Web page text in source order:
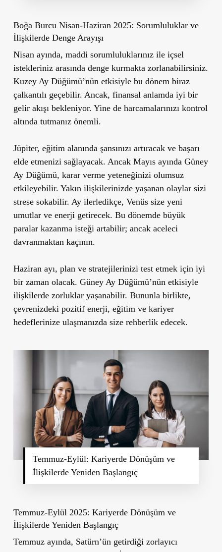
Boğa Burcu Nisan-Haziran 2025: Sorumluluklar ve
İlişkilerde Denge Arayışı
Nisan ayında, maddi sorumluluklarınız ile içsel
istekleriniz arasında denge kurmakta zorlanabilirsiniz.
Kuzey Ay Düğümü’nün etkisiyle bu dönem biraz
çalkantılı geçebilir. Ancak, finansal anlamda iyi bir
gelir akışı bekleniyor. Yine de harcamalarınızı kontrol
altında tutmanız önemli.
Jüpiter, eğitim alanında şansınızı artıracak ve başarı
elde etmenizi sağlayacak. Ancak Mayıs ayında Güney
Ay Düğümü, karar verme yeteneğinizi olumsuz
etkileyebilir. Yakın ilişkilerinizde yaşanan olaylar sizi
strese sokabilir. Ay ilerledikçe, Venüs size yeni
umutlar ve enerji getirecek. Bu dönemde büyük
paralar kazanma isteği artabilir; ancak aceleci
davranmaktan kaçının.
Haziran ayı, plan ve stratejilerinizi test etmek için iyi
bir zaman olacak. Güney Ay Düğümü’nün etkisiyle
ilişkilerde zorluklar yaşanabilir. Bununla birlikte,
çevrenizdeki pozitif enerji, eğitim ve kariyer
hedeflerinize ulaşmanızda size rehberlik edecek.
Temmuz-Eylül: Kariyerde Dönüşüm ve
İlişkilerde Yeniden Başlangıç
Temmuz-Eylül 2025: Kariyerde Dönüşüm ve
İlişkilerde Yeniden Başlangıç
Temmuz ayında, Satürn’ün getirdiği zorlayıcı